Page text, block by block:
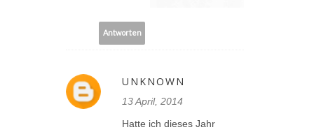
Antworten
UNKNOWN
13 April, 2014
Hatte ich dieses Jahr